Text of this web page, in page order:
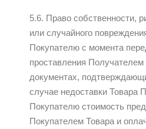
5.6. Право собственности,
или случайного
Покупателю с момента
проставления Получателем
документах,
случае недоставки Товара
Покупателю стоимость
Покупателем Товара и